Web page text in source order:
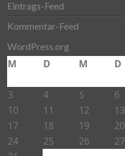
Eintrags-Feed
Kommentar-Feed
WordPress.org
M D M D
3
4 5 6
10
11 12 13
17
18 19 20
24
25 26 27